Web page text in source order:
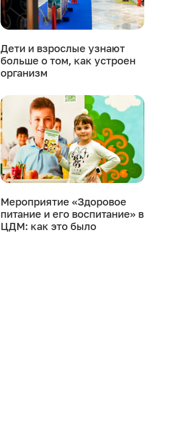
Дети и взрослые узнают
больше о том, как устроен
организм
Мероприятие «Здоровое
питание и его воспитание» в
ЦДМ: как это было